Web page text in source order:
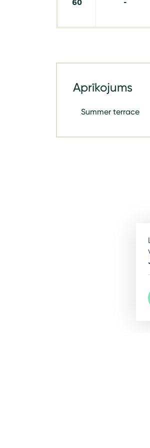
60 -
Aprīkojums
Summer terrace